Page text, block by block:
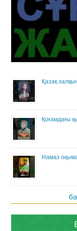
Қазақ
Қоғамдағы
Намаз